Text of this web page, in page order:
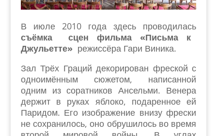
В июле 2010 года здесь проводилась
съёмка сцен фильма «Письма к
Джульетте» режиссёра Гари Виника.
Зал Трёх Граций декорирован фреской с
одноимённым сюжетом, написанной
одним из соратников Ансельми. Венера
держит в руках яблоко, подаренное ей
Паридом. Его изображение внизу фрески
не сохранилось, оно обрушилось во время